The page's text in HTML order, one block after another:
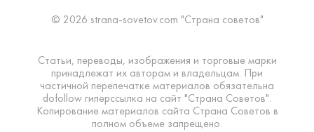
© 2026 strana-sovetov.com "Страна советов"
Статьи, переводы, изображения и торговые марки
принадлежат их авторам и владельцам. При
частичной перепечатке материалов обязательна
dofollow гиперссылка на сайт "Страна Советов".
Копирование материалов сайта Страна Советов в
полном объеме запрещено.